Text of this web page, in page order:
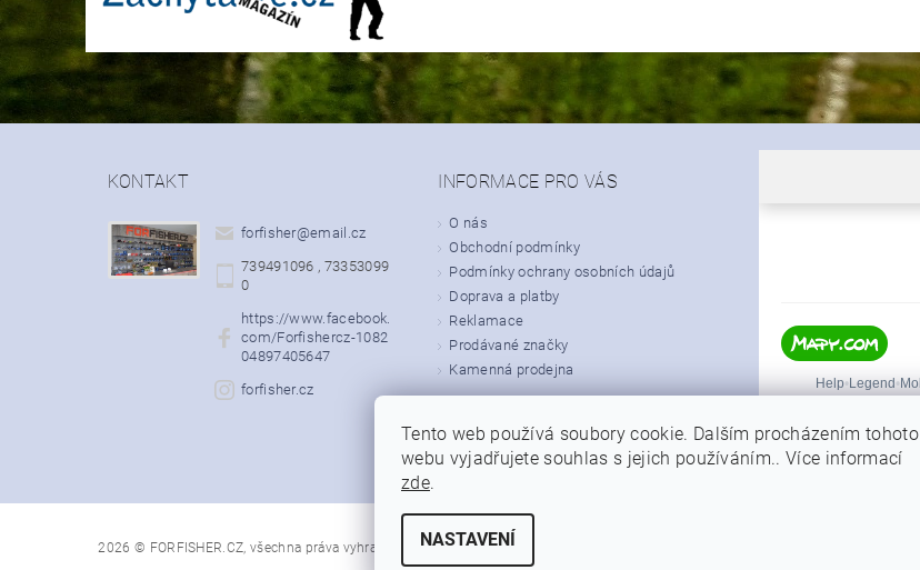
KONTAKT
forfisher@email.cz
739491096 , 73353099
0
https://www.facebook.
com/Forfishercz-1082
04897405647
forfisher.cz
INFORMACE PRO VÁS
O nás
Obchodní podmínky
Podmínky ochrany osobních údajů
Doprava a platby
Reklamace
Prodávané značky
Kamenná prodejna
2026 © FORFISHER.CZ, všechna práva vyhrazena
Tento web používá soubory cookie. Dalším procházením tohoto
webu vyjadřujete souhlas s jejich používáním.. Více informací
zde.
NASTAVENÍ